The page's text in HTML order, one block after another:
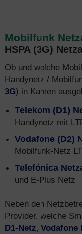
Mobilfunk
HSPA (3G)
Ob und welche
Handynetz /
3G) in Kamen
Telekom (D1)
Handynetz mit
Vodafone (D2)
Mobilfunk-Netz
Telefónica
und E-Plus Netz
Neben den
Provider, welche
D1-Netz, Vodafone